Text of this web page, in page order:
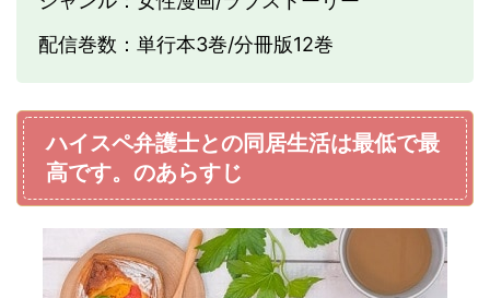
配信巻数：単行本3巻/分冊版12巻
ハイスペ弁護士との同居生活は最低で最
高です。のあらすじ